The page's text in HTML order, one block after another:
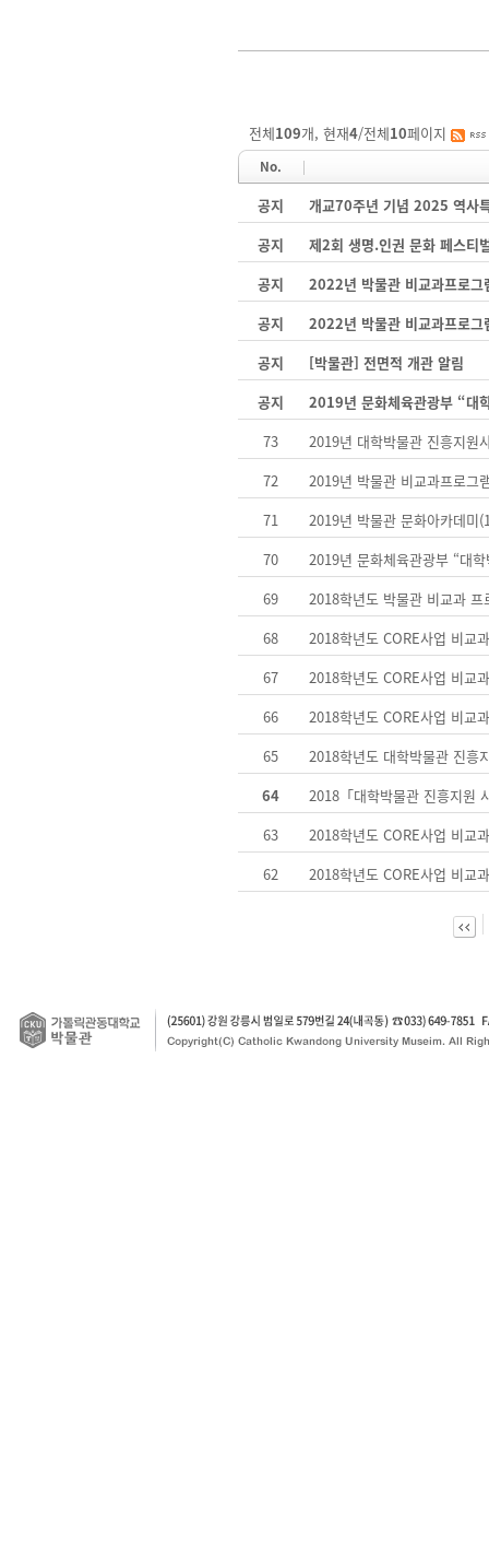
전체109개, 현재4/전체10페이지
No.
공지
개교70주년 기념 2025 역사
공지
제2회 생명.인권 문화 페스티
공지
2022년 박물관 비교과프로
공지
2022년 박물관 비교과프로
공지
[박물관] 전면적 개관 알림
공지
2019년 문화체육관광부 “대
73
2019년 대학박물관 진흥지원
72
2019년 박물관 비교과프로그
71
2019년 박물관 문화아카데
70
2019년 문화체육관광부 “대
69
2018학년도 박물관 비교과
68
2018학년도 CORE사업 비교
67
2018학년도 CORE사업 비교
66
2018학년도 CORE사업 비교
65
2018학년도 대학박물관 진
64
2018「대학박물관 진흥지원
63
2018학년도 CORE사업 비교
62
2018학년도 CORE사업 비교